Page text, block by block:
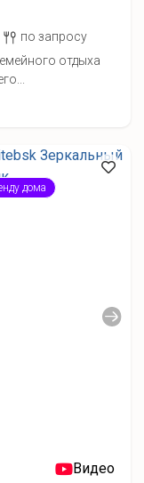
по запросу
отдыха
дома
Видео